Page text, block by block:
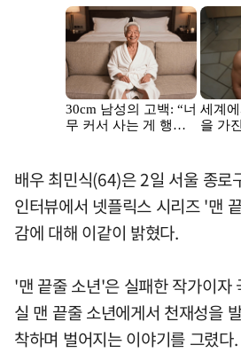
배우 최민식(64)은 2일 서울 종로
인터뷰에서 넷플릭스 시리즈 '맨
감에 대해 이같이 밝혔다.
'맨 끝줄 소년'은 실패한 작가이자
실 맨 끝줄 소년에게서 천재성을
착하며 벌어지는 이야기를 그렸다.